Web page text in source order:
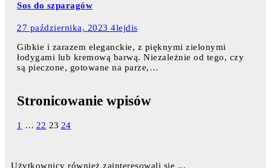
Sos do szparagów
27 października, 2023 4lejdis
Gibkie i zarazem eleganckie, z pięknymi zielonymi
łodygami lub kremową barwą. Niezależnie od tego, czy
są pieczone, gotowane na parze,…
Stronicowanie wpisów
1 … 22 23 24
Użytkownicy również zainteresowali się ...